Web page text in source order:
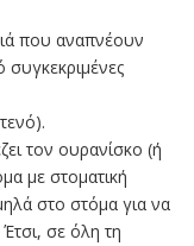
που αναπνέουν
τον ουρανίσκο (ή
με στοματική
στο στόμα για να
σε όλη τη